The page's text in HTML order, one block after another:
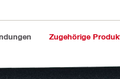
Zugehörige